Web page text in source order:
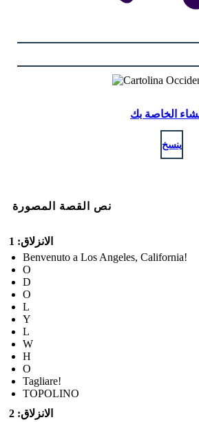
ينسخ
نص القصة المصورة
الانزلاق: 1
Benvenuto a Los Angeles, California!
O
D
O
L
Y
L
W
H
O
Tagliare!
TOPOLINO
الانزلاق: 2